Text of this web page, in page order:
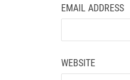
EMAIL ADDRESS
WEBSITE